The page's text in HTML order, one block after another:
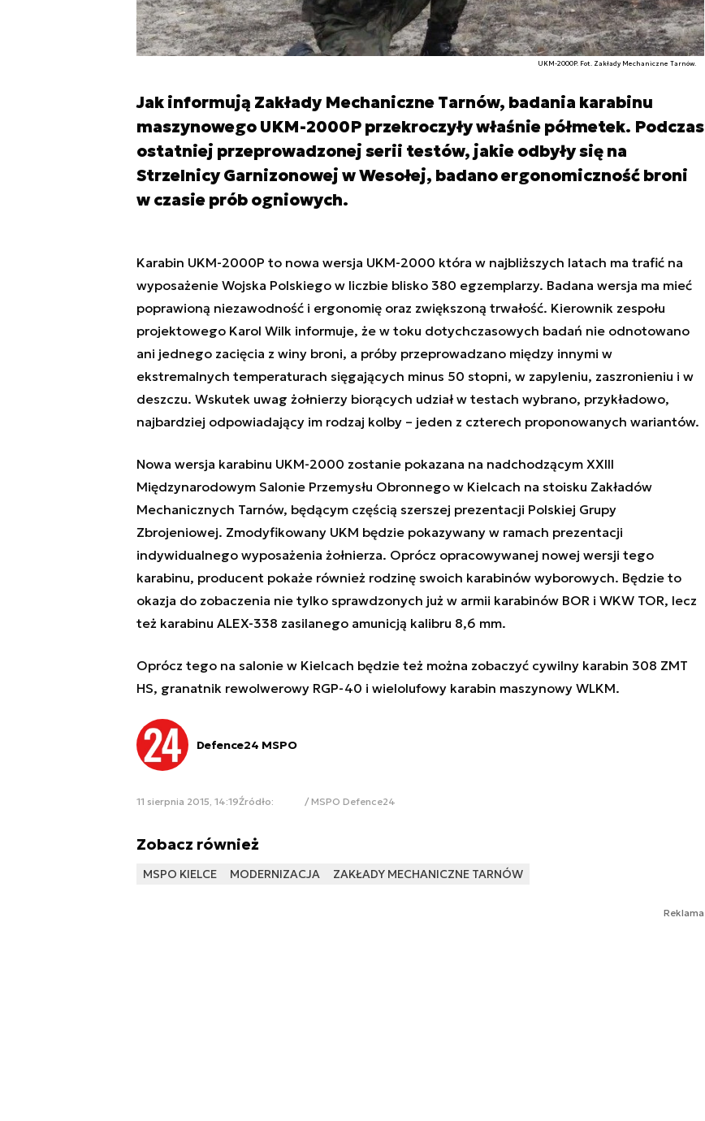
UKM-2000P. Fot. Zakłady Mechaniczne Tarnów.
Jak informują Zakłady Mechaniczne Tarnów, badania karabinu
maszynowego UKM-2000P przekroczyły właśnie półmetek. Podczas
ostatniej przeprowadzonej serii testów, jakie odbyły się na
Strzelnicy Garnizonowej w Wesołej, badano ergonomiczność broni
w czasie prób ogniowych.
Karabin UKM-2000P to nowa wersja UKM-2000 która w najbliższych latach ma trafić na
wyposażenie Wojska Polskiego w liczbie blisko 380 egzemplarzy. Badana wersja ma mieć
poprawioną niezawodność i ergonomię oraz zwiększoną trwałość. Kierownik zespołu
projektowego Karol Wilk informuje, że w toku dotychczasowych badań nie odnotowano
ani jednego zacięcia z winy broni, a próby przeprowadzano między innymi w
ekstremalnych temperaturach sięgających minus 50 stopni, w zapyleniu, zaszronieniu i w
deszczu. Wskutek uwag żołnierzy biorących udział w testach wybrano, przykładowo,
najbardziej odpowiadający im rodzaj kolby – jeden z czterech proponowanych wariantów.
Nowa wersja karabinu UKM-2000 zostanie pokazana na nadchodzącym XXIII
Międzynarodowym Salonie Przemysłu Obronnego w Kielcach na stoisku Zakładów
Mechanicznych Tarnów, będącym częścią szerszej prezentacji Polskiej Grupy
Zbrojeniowej. Zmodyfikowany UKM będzie pokazywany w ramach prezentacji
indywidualnego wyposażenia żołnierza. Oprócz opracowywanej nowej wersji tego
karabinu, producent pokaże również rodzinę swoich karabinów wyborowych. Będzie to
okazja do zobaczenia nie tylko sprawdzonych już w armii karabinów BOR i WKW TOR, lecz
też karabinu ALEX-338 zasilanego amunicją kalibru 8,6 mm.
Oprócz tego na salonie w Kielcach będzie też można zobaczyć cywilny karabin 308 ZMT
HS, granatnik rewolwerowy RGP-40 i wielolufowy karabin maszynowy WLKM.
Defence24 MSPO
11 sierpnia 2015, 14:19Źródło: / MSPO Defence24
Zobacz również
MSPO KIELCE MODERNIZACJA ZAKŁADY MECHANICZNE TARNÓW
Reklama